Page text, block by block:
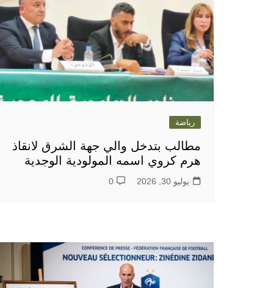
رياضة
مطالب بتدخل والي جهة الشرق لانقاذ
هرم كروي اسمه المولودية الوجدية
يوليو 30, 2026 0